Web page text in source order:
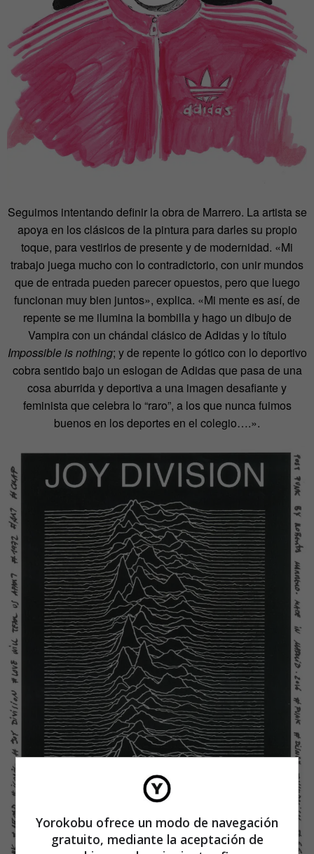
Seguimos intentando definir la obra de Marrero. La artista se
apoya en los clásicos de la pintura para darles su propio
toque, para vestirlos de presente y de modernidad. «Mi
trabajo juega mucho con lo contradictorio, con unir mundos
que de entrada pueden parecer opuestos, pero que luego
funcionan muy bien juntos», explica. «Mi mente es así, de
repente se me ilumina la bombilla y hago un dibujo de
Vampira con un chándal clásico de Adidas y lo título
Impossible is nothing; y de repente lo gótico con lo deportivo
cobra sentido bajo un eslogan de Adidas que pasa de una
cosa aburrida y deportiva a una imagen desafiante y
feminista que celebra lo “raro”, a los que nunca fuimos
buenos en los deportes en el colegio….».
Yorokobu ofrece un modo de navegación
gratuito, mediante la aceptación de